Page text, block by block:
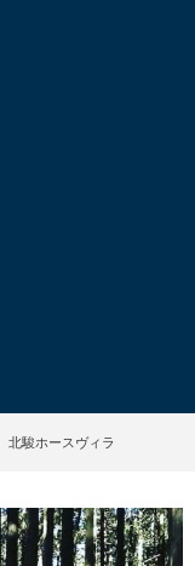
北駿ホースヴィラ